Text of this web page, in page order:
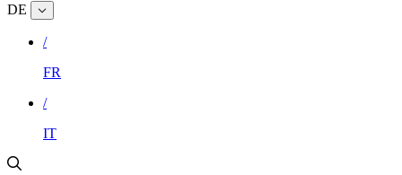
DE
/
FR
/
IT